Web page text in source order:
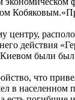
центру,
действия
были
что
в